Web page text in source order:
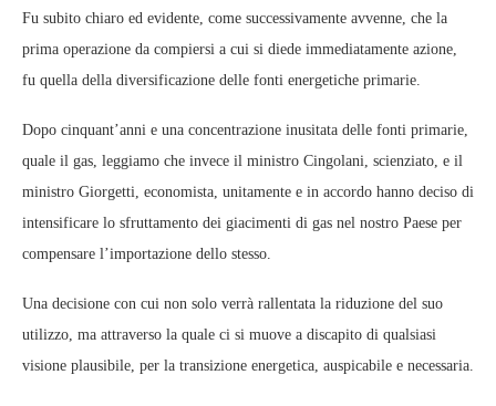
Fu subito chiaro ed evidente, come successivamente avvenne, che la
prima operazione da compiersi a cui si diede immediatamente azione,
fu quella della diversificazione delle fonti energetiche primarie.
Dopo cinquant’anni e una concentrazione inusitata delle fonti primarie,
quale il gas, leggiamo che invece il ministro Cingolani, scienziato, e il
ministro Giorgetti, economista, unitamente e in accordo hanno deciso di
intensificare lo sfruttamento dei giacimenti di gas nel nostro Paese per
compensare l’importazione dello stesso.
Una decisione con cui non solo verrà rallentata la riduzione del suo
utilizzo, ma attraverso la quale ci si muove a discapito di qualsiasi
visione plausibile, per la transizione energetica, auspicabile e necessaria.